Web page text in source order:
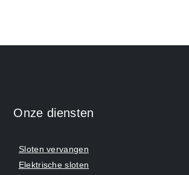
Onze diensten
Sloten vervangen
Elektrische sloten